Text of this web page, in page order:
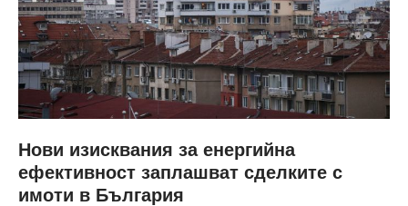
Нови изисквания за енергийна
ефективност заплашват сделките с
имоти в България